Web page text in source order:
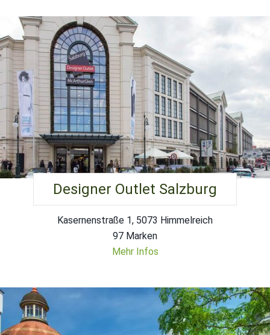
Designer Outlet Salzburg
Kasernenstraße 1, 5073 Himmelreich
97 Marken
Mehr Infos